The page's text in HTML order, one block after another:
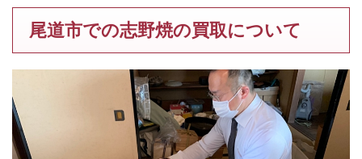
尾道市での志野焼の買取について